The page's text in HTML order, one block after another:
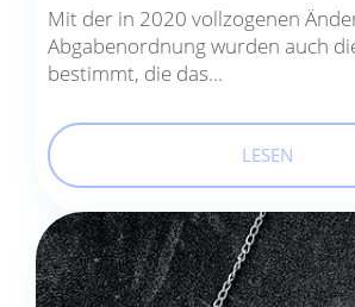
Mit der in 2020 vollzogenen
Abgabenordnung wurden auch
bestimmt, die das...
LESEN